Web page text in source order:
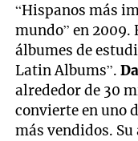
“Hispanos más
mundo” en 2009.
álbumes de
Latin Albums”.
alrededor de 30
convierte en uno
más vendidos.